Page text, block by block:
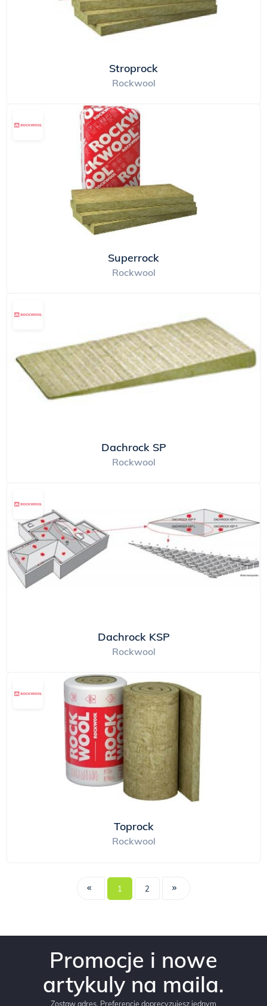
Stroprock
Rockwool
Superrock
Rockwool
Dachrock SP
Rockwool
Dachrock KSP
Rockwool
Toprock
Rockwool
1 2
Promocje i nowe
artykuly na maila.
Zostaw adres. Preferencje doprecyzujesz jednym